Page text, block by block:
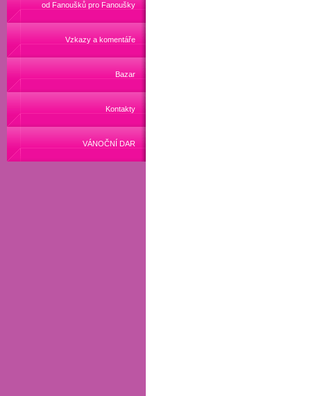
od Fanoušků pro Fanoušky
Vzkazy a komentáře
Bazar
Kontakty
VÁNOČNÍ DAR